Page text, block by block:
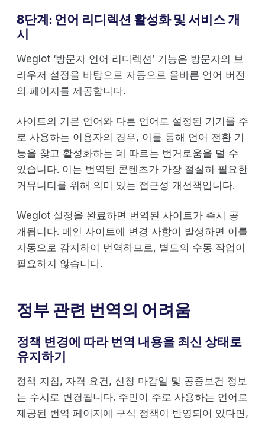
8단계: 언어 리디렉션 활성화 및 서비스 개
시
Weglot ‘방문자 언어 리디렉션’ 기능은 방문자의 브
라우저 설정을 바탕으로 자동으로 올바른 언어 버전
의 페이지를 제공합니다.
사이트의 기본 언어와 다른 언어로 설정된 기기를 주
로 사용하는 이용자의 경우, 이를 통해 언어 전환 기
능을 찾고 활성화하는 데 따르는 번거로움을 덜 수
있습니다. 이는 번역된 콘텐츠가 가장 절실히 필요한
커뮤니티를 위해 의미 있는 접근성 개선책입니다.
Weglot 설정을 완료하면 번역된 사이트가 즉시 공
개됩니다. 메인 사이트에 변경 사항이 발생하면 이를
자동으로 감지하여 번역하므로, 별도의 수동 작업이
필요하지 않습니다.
정부 관련 번역의 어려움
정책 변경에 따라 번역 내용을 최신 상태로
유지하기
정책 지침, 자격 요건, 신청 마감일 및 공중보건 정보
는 수시로 변경됩니다. 주민이 주로 사용하는 언어로
제공된 번역 페이지에 구식 정책이 반영되어 있다면,